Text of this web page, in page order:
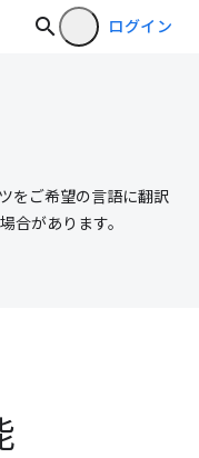
ログイン
をご希望の言語に翻訳
合があります。